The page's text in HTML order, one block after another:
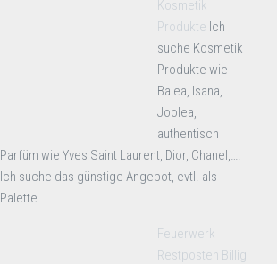
Kosmetik
Produkte Ich
suche Kosmetik
Produkte wie
Balea, Isana,
Joolea,
authentisch
Parfüm wie Yves Saint Laurent, Dior, Chanel,….
Ich suche das günstige Angebot, evtl. als
Palette.
Feuerwerk
Restposten Billig